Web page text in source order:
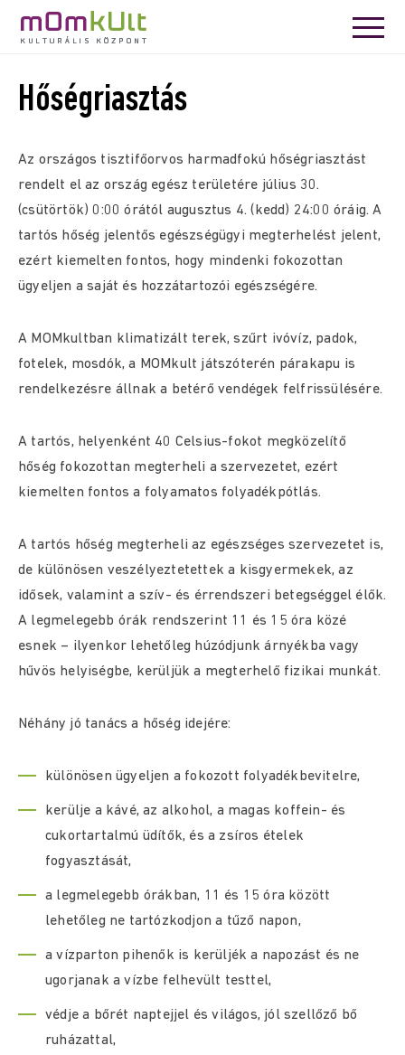
Hőségriasztás
Az országos tisztifőorvos harmadfokú hőségriasztást
rendelt el az ország egész területére július 30.
(csütörtök) 0:00 órától augusztus 4. (kedd) 24:00 óráig. A
tartós hőség jelentős egészségügyi megterhelést jelent,
ezért kiemelten fontos, hogy mindenki fokozottan
ügyeljen a saját és hozzátartozói egészségére.
A MOMkultban klimatizált terek, szűrt ivóvíz, padok,
fotelek, mosdók, a MOMkult játszóterén párakapu is
rendelkezésre állnak a betérő vendégek felfrissülésére.
A tartós, helyenként 40 Celsius-fokot megközelítő
hőség fokozottan megterheli a szervezetet, ezért
kiemelten fontos a folyamatos folyadékpótlás.
A tartós hőség megterheli az egészséges szervezetet is,
de különösen veszélyeztetettek a kisgyermekek, az
idősek, valamint a szív- és érrendszeri betegséggel élők.
A legmelegebb órák rendszerint 11 és 15 óra közé
esnek – ilyenkor lehetőleg húzódjunk árnyékba vagy
hűvös helyiségbe, kerüljük a megterhelő fizikai munkát.
Néhány jó tanács a hőség idejére:
különösen ügyeljen a fokozott folyadékbevitelre,
kerülje a kávé, az alkohol, a magas koffein- és
cukortartalmú üdítők, és a zsíros ételek
fogyasztását,
a legmelegebb órákban, 11 és 15 óra között
lehetőleg ne tartózkodjon a tűző napon,
a vízparton pihenők is kerüljék a napozást és ne
ugorjanak a vízbe felhevült testtel,
védje a bőrét naptejjel és világos, jól szellőző bő
ruházattal,